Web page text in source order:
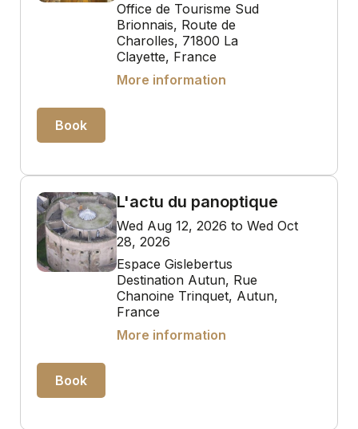
Office de Tourisme Sud
Brionnais, Route de
Charolles, 71800 La
Clayette, France
More information
Book
L'actu du panoptique
Wed Aug 12, 2026 to Wed Oct
28, 2026
Espace Gislebertus
Destination Autun, Rue
Chanoine Trinquet, Autun,
France
More information
Book